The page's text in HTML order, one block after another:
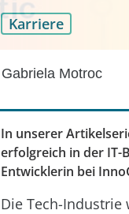
Karriere
Gabriela Motroc
In unserer
erfolgreich in der IT-
Entwicklerin bei
Die Tech-Industrie